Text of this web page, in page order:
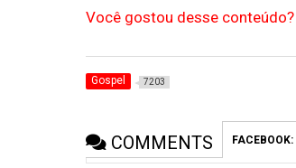
Você gostou desse
Gospel 7203
COMMENTS FACEBOOK: